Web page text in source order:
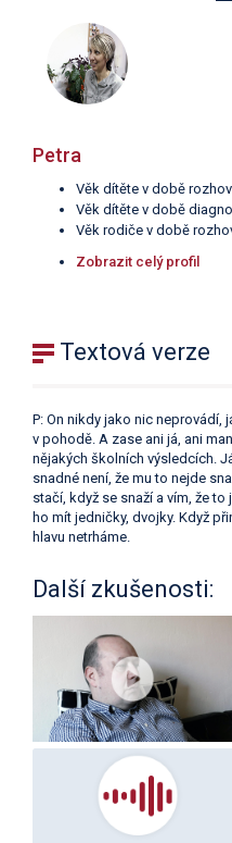
Petra
Věk dítěte v době
Věk dítěte v době
Věk rodiče v době
Zobrazit celý profil
Textová verze
P: On nikdy jako nic neprovádí,
v pohodě. A zase ani já, ani
nějakých školních výsledcích.
snadné není, že mu to nejde
stačí, když se snaží a vím, že
ho mít jedničky, dvojky. Když
hlavu netrháme.
Další zkušenosti: